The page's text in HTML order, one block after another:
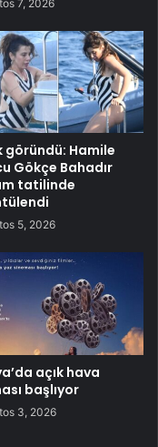
7, 2026
göründü: Hamile
Gökçe Bahadır
tatilinde
5, 2026
açık hava
başlıyor
3, 2026